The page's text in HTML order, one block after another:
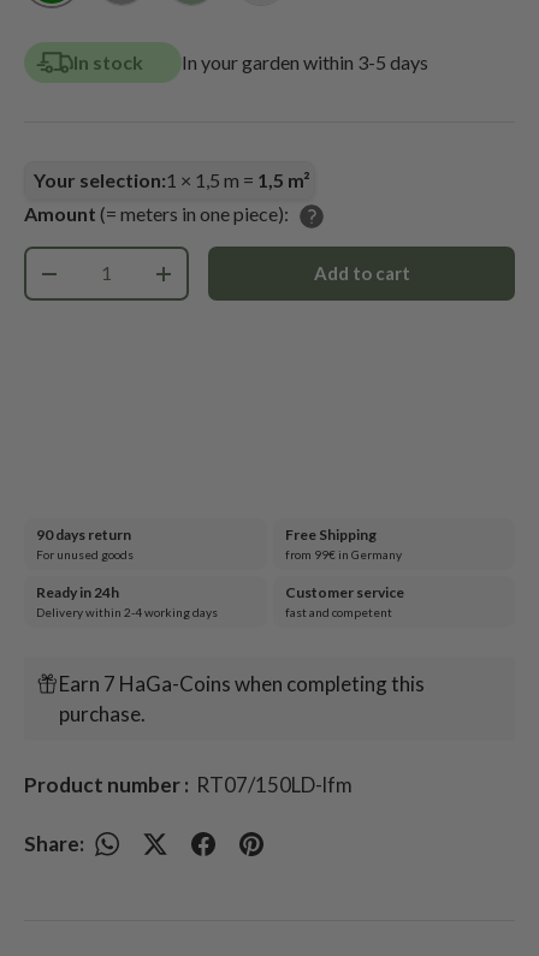
grün
In stock In your garden within 3-5 days
Amount (= meters in one piece):
Your selection:1 × 1,5 m = 1,5 m²
Qty
-
+ Add to cart
90 days return
For unused goods
Free Shipping
from 99€ in Germany
Ready in 24h
Delivery within 2-4 working days
Customer service
fast and competent
Earn 7 HaGa-Coins when completing this
purchase.
Product number : RT07/150LD-lfm
Share: